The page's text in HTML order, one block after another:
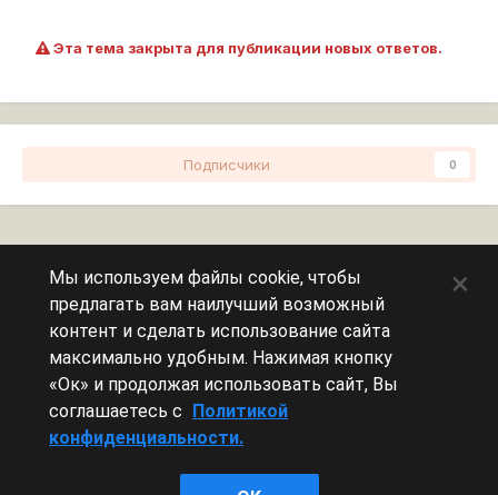
Эта тема закрыта для публикации новых ответов.
Подписчики 0
Сейчас на странице
Эту страницу никто не просматривает.
Леста Игры
Мы используем файлы cookie, чтобы
предлагать вам наилучший возможный
контент и сделать использование сайта
максимально удобным. Нажимая кнопку
«Ок» и продолжая использовать сайт, Вы
соглашаетесь с Политикой
конфиденциальности.
×